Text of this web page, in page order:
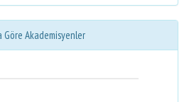
Göre Akademisyenler